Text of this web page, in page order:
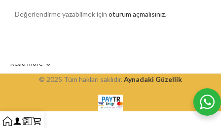
Değerlendirme yazabilmek için oturum açmalısınız.
Read more
© 2025 Tüm hakları saklıdır. Aynadaki Güzellik